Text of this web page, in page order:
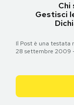
Chi
Gestisci
Il Post è una testata
28 settembre 2009